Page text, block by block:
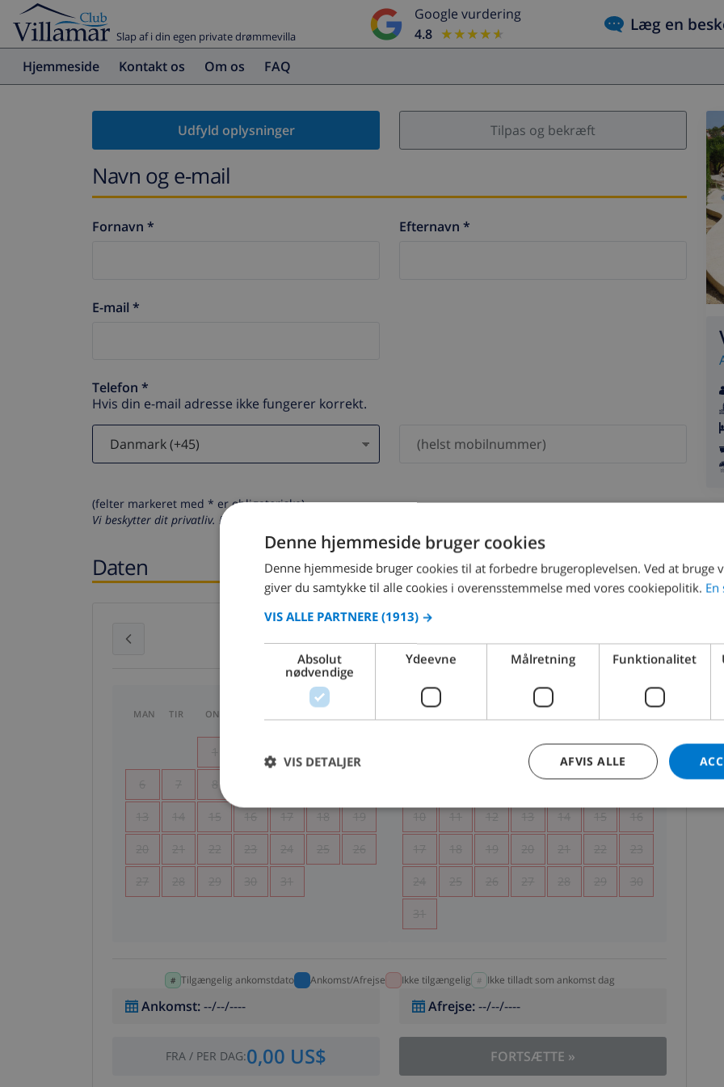
Slap af i din egen private drømmevilla
Google vurdering
4.8 ★★★★★
★★★★★ Læg en
Hjemmeside Kontakt os Om os FAQ
Udfyld oplysninger Tilpas og bekræft
Navn og e-mail
Fornavn * Efternavn *
E-mail *
Telefon *
Hvis din e-mail adresse ikke fungerer korrekt.
(felter markeret med * er obligatoriske)
Vi beskytter dit privatliv. Dine personlige oplysninger vil aldrig blive delt med andre.
Daten
juli 2026 august 2026
MAN TIR ONS
1
6 7 8
13 14 15 16 17 18 19
20 21 22 23 24 25 26
27 28 29 30 31
7 8 9
10 11 12 13 14 15 16
17 18 19 20 21 22 23
24 25 26 27 28 29 30
31
Tilgængelig ankomstdato Ankomst/Afrejse Ikke tilgængelig Ikke tilladt som ankomst dag
Ankomst:--/--/---- Afrejse:--/--/----
FRA / PER DAG:0,00 US$ FORTSÆTTE »
Denne hjemmeside bruger cookies
Denne hjemmeside bruger cookies til at forbedre brugeroplevelsen. Ved at bruge
giver du samtykke til alle cookies i overensstemmelse med vores cookiepolitik. En
VIS ALLE PARTNERE (1913) →
Absolut
nødvendige
Ydeevne Målretning Funktionalitet
AFVIS ALLE
VIS DETALJER